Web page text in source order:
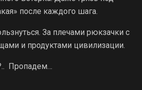
после каждого шага.
За плечами рюкзачки с
и продуктами цивилизации.
Пропадем…